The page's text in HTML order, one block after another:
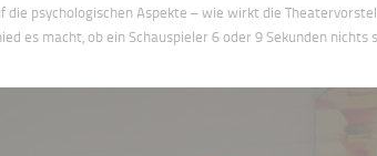
psychologischen Aspekte – wie wirkt die
es macht, ob ein Schauspieler 6 oder 9 Sekunden